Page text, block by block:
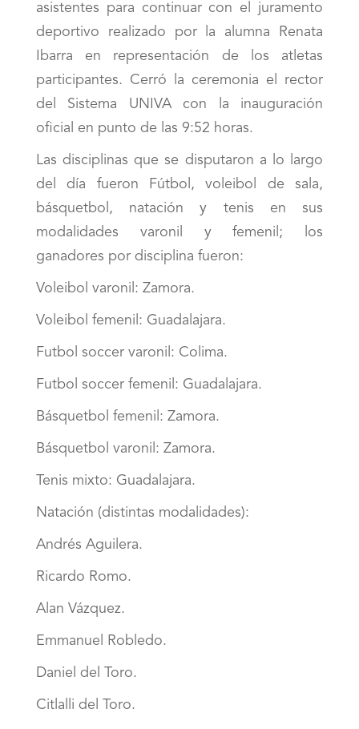
asistentes para continuar con el juramento
deportivo realizado por la alumna Renata
Ibarra en representación de los atletas
participantes. Cerró la ceremonia el rector
del Sistema UNIVA con la inauguración
oficial en punto de las 9:52 horas.
Las disciplinas que se disputaron a lo largo
del día fueron Fútbol, voleibol de sala,
básquetbol, natación y tenis en sus
modalidades varonil y femenil; los
ganadores por disciplina fueron:
Voleibol varonil: Zamora.
Voleibol femenil: Guadalajara.
Futbol soccer varonil: Colima.
Futbol soccer femenil: Guadalajara.
Básquetbol femenil: Zamora.
Básquetbol varonil: Zamora.
Tenis mixto: Guadalajara.
Natación (distintas modalidades):
Andrés Aguilera.
Ricardo Romo.
Alan Vázquez.
Emmanuel Robledo.
Daniel del Toro.
Citlalli del Toro.